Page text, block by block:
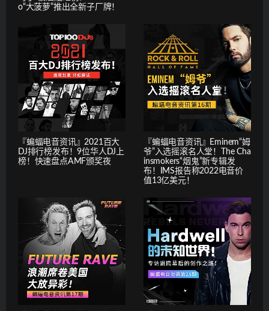
o“大菠萝”推出全新子厂牌！
『蝙蝠电音资讯』2021百大
DJ排行榜发布！9位华人DJ上
榜！快速盘点AMF颁奖夜
『蝙蝠电音资讯』Eminem“姆
爷”入选摇滚名人堂！The Cha
insmokers“烟鬼”新专辑发
布！IMS报告称2022电音价
值13亿美元！